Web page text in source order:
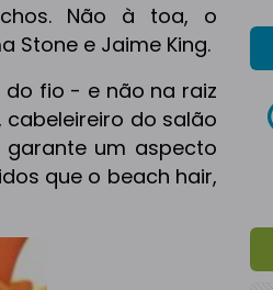
Não à toa, o
Stone e Jaime King.
fio - e não na raiz
do salão
garante um aspecto
que o beach hair,